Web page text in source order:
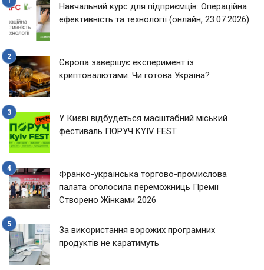
Навчальний курс для підприємців: Операційна
ефективність та технології (онлайн, 23.07.2026)
Європа завершує експеримент із
криптовалютами. Чи готова Україна?
У Києві відбудеться масштабний міський
фестиваль ПОРУЧ KYIV FEST
Франко-українська торгово-промислова
палата оголосила переможниць Премії
Створено Жінками 2026
За використання ворожих програмних
продуктів не каратимуть